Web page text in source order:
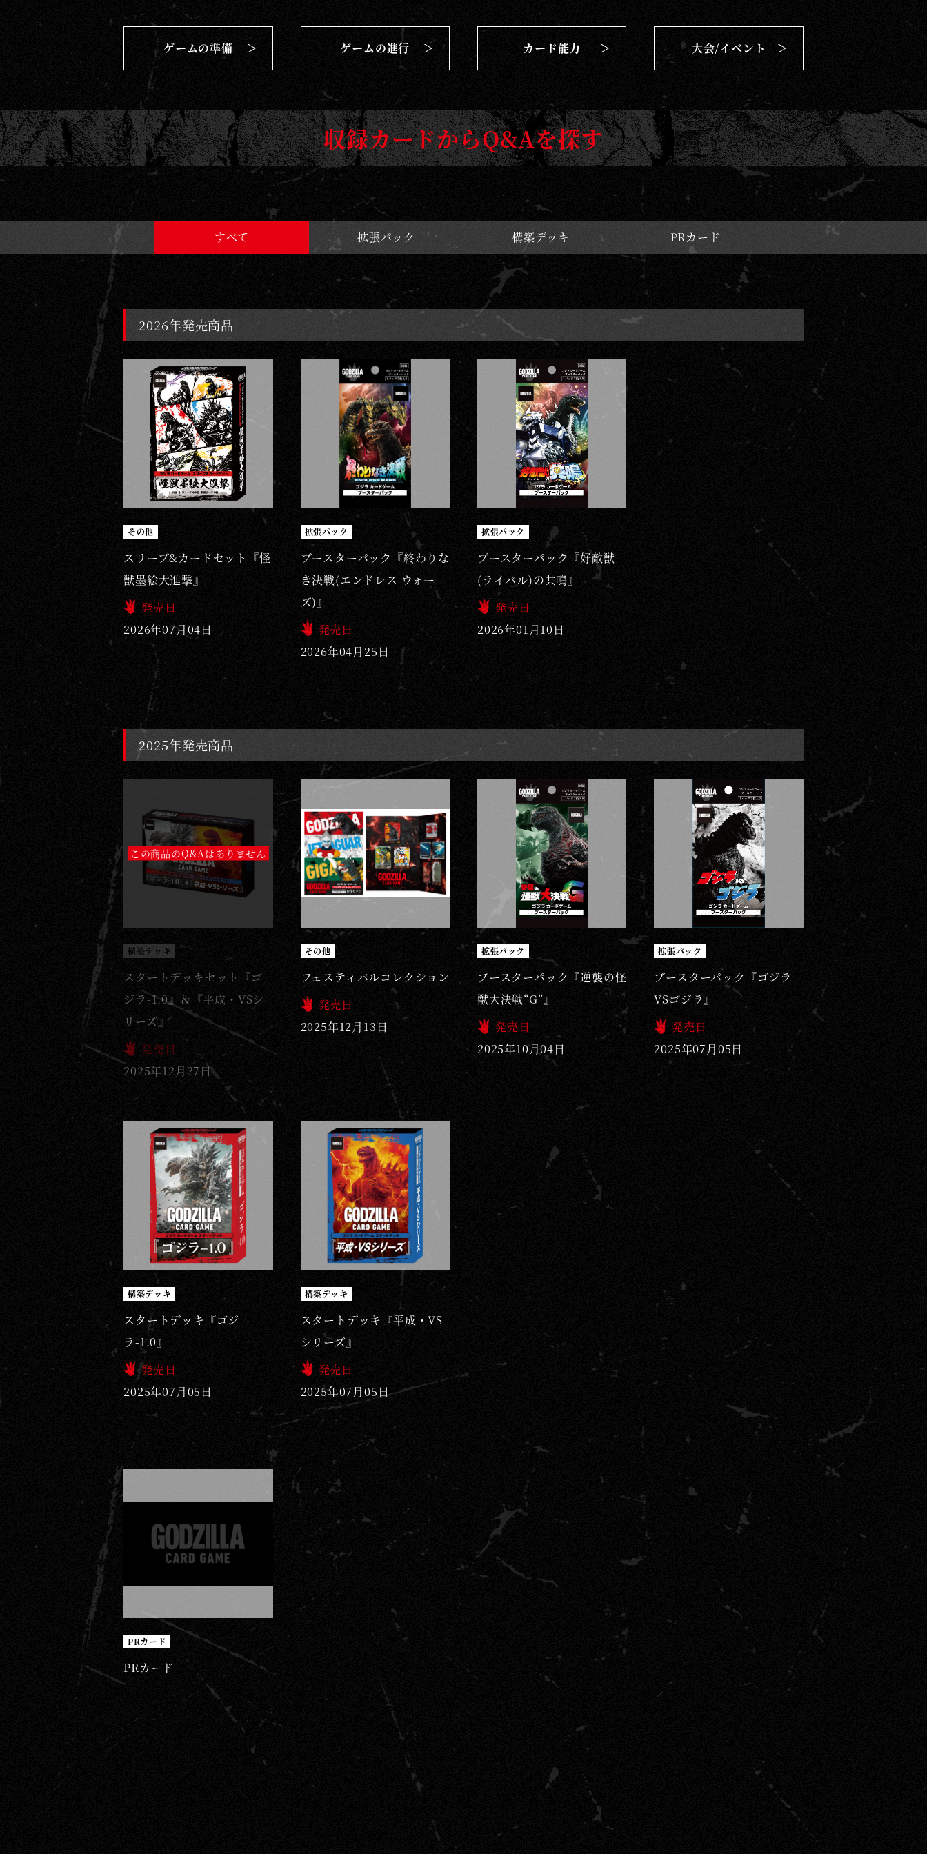
M
E
ゲームの準備 ゲームの進行 カード能力 大会/イベント
収録カードからQ&Aを探す
すべて 拡張パック 構築デッキ PRカード
2026年発売商品
その他
スリーブ&カードセット『怪
獣墨絵大進撃』
発売日
2026年07月04日
拡張パック
ブースターパック『終わりな
き決戦(エンドレス ウォー
ズ)』
発売日
2026年04月25日
拡張パック
ブースターパック『好敵獣
(ライバル)の共鳴』
発売日
2026年01月10日
2025年発売商品
構築デッキ
スタートデッキセット『ゴ
ジラ-1.0』＆『平成・VSシ
リーズ』
発売日
2025年12月27日
その他
フェスティバルコレクション
発売日
2025年12月13日
拡張パック
ブースターパック『逆襲の怪
獣大決戦“G”』
発売日
2025年10月04日
拡張パック
ブースターパック『ゴジラ
VSゴジラ』
発売日
2025年07月05日
構築デッキ
スタートデッキ『ゴジ
ラ-1.0』
発売日
2025年07月05日
構築デッキ
スタートデッキ『平成・VS
シリーズ』
発売日
2025年07月05日
PRカード
PRカード